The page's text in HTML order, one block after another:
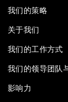
我们的策略
关于我们
我们的工作方式
我们的领导团队
影响力